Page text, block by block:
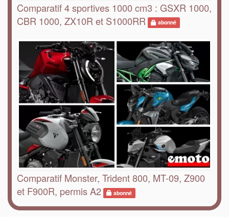
Comparatif 4 sportives 1000 cm3 : GSXR 1000,
CBR 1000, ZX10R et S1000RR
abonné
Comparatif Monster, Trident 800, MT-09, Z900
et F900R, permis A2
abonné